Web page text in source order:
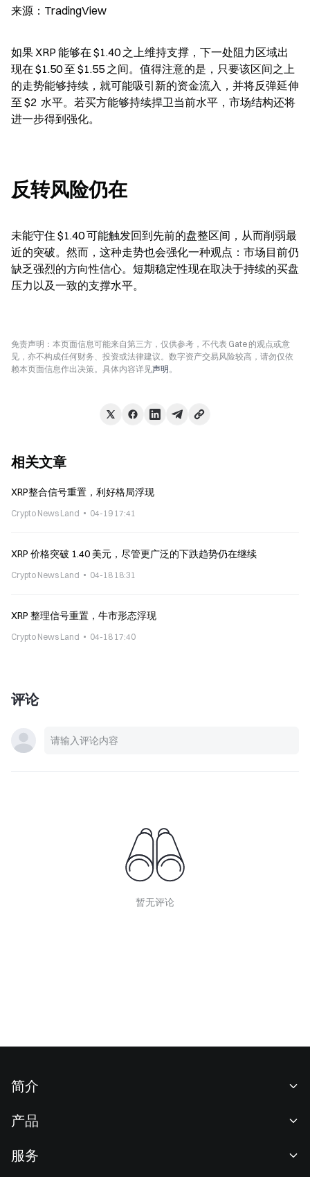
来源：TradingView
如果 XRP 能够在 $1.40 之上维持支撑，下一处阻力区域出
现在 $1.50 至 $1.55 之间。值得注意的是，只要该区间之上
的走势能够持续，就可能吸引新的资金流入，并将反弹延伸
至 $2  水平。若买方能够持续捍卫当前水平，市场结构还将
进一步得到强化。
反转风险仍在
未能守住 $1.40 可能触发回到先前的盘整区间，从而削弱最
近的突破。然而，这种走势也会强化一种观点：市场目前仍
缺乏强烈的方向性信心。短期稳定性现在取决于持续的买盘
压力以及一致的支撑水平。
免责声明：本页面信息可能来自第三方，仅供参考，不代表 Gate 的观点或意
见，亦不构成任何财务、投资或法律建议。数字资产交易风险较高，请勿仅依
赖本页面信息作出决策。具体内容详见声明。
相关文章
XRP整合信号重置，利好格局浮现
Crypto News Land 04-19 17:41
XRP 价格突破 1.40 美元，尽管更广泛的下跌趋势仍在继续
Crypto News Land 04-18 18:31
XRP 整理信号重置，牛市形态浮现
Crypto News Land 04-18 17:40
评论
暂无评论
简介
新闻中心
产品
服务